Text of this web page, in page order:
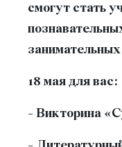
смогут стать
18 мая для вас:
- Викторина